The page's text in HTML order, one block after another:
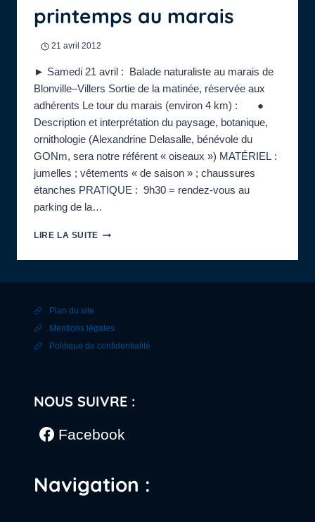
printemps au marais
21 avril 2012
► Samedi 21 avril : Balade naturaliste au marais de
Blonville–Villers Sortie de la matinée, réservée aux
adhérents Le tour du marais (environ 4 km) : ●
Description et interprétation du paysage, botanique,
ornithologie (Alexandrine Delasalle, bénévole du
GONm, sera notre référent « oiseaux ») MATÉRIEL :
jumelles ; vêtements « de saison » ; chaussures
étanches PRATIQUE : 9h30 = rendez-vous au
parking de la…
LIRE LA SUITESORTIE
TERRAIN
LE
MARAIS
Plan du site
Mentions légales
Politique de confidentialité
NOUS SUIVRE :
Facebook
Navigation :